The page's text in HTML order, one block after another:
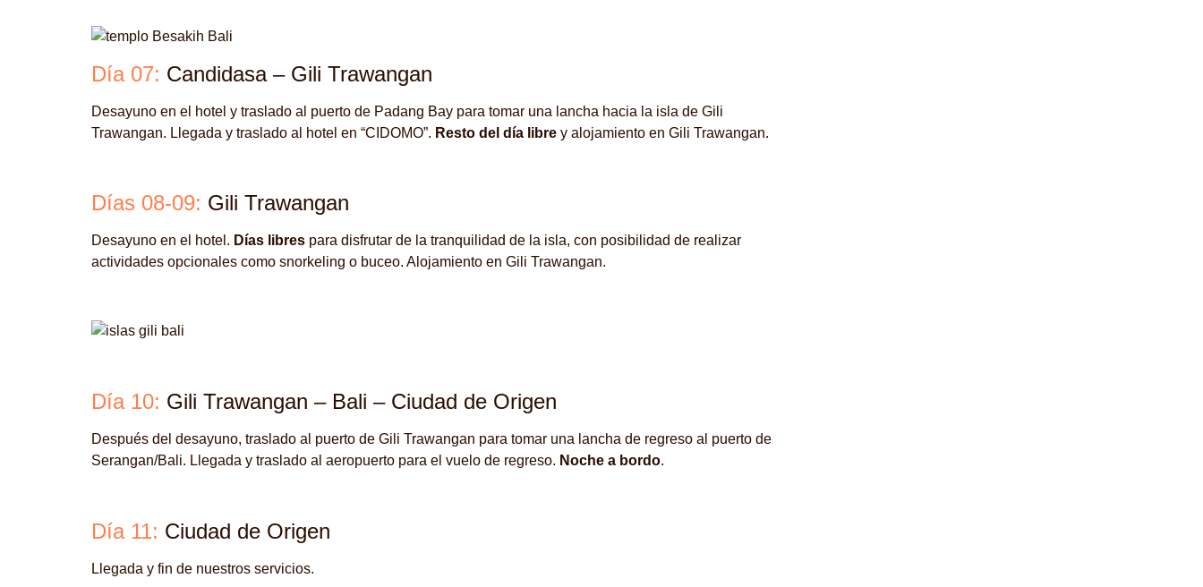
Día 07: Candidasa – Gili Trawangan
Desayuno en el hotel y traslado al puerto de Padang Bay para tomar una lancha hacia la isla de Gili
Trawangan. Llegada y traslado al hotel en “CIDOMO”. Resto del día libre y alojamiento en Gili Trawangan.
Días 08-09: Gili Trawangan
Desayuno en el hotel. Días libres para disfrutar de la tranquilidad de la isla, con posibilidad de realizar
actividades opcionales como snorkeling o buceo. Alojamiento en Gili Trawangan.
Día 10: Gili Trawangan – Bali – Ciudad de Origen
Después del desayuno, traslado al puerto de Gili Trawangan para tomar una lancha de regreso al puerto de
Serangan/Bali. Llegada y traslado al aeropuerto para el vuelo de regreso. Noche a bordo.
Día 11: Ciudad de Origen
Llegada y fin de nuestros servicios.